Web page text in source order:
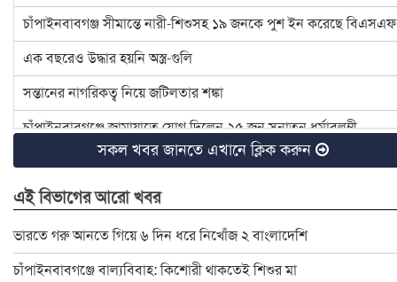
চাঁপাইনবাবগঞ্জ সীমান্তে নারী-শিশুসহ ১৯ জনকে পুশ ইন করেছে বিএসএফ
এক বছরেও উদ্ধার হয়নি অস্ত্র-গুলি
সন্তানের নাগরিকত্ব নিয়ে জটিলতার শঙ্কা
চাঁপাইনবাবগঞ্জে জামায়াতে যোগ দিলেন ২৫ জন সনাতন ধর্মাবলম্বী
চাঁপাইনবাবগঞ্জে বিটিসিএলের ৩৩ লাখ টাকা বকেয়া, মামলার সুপারিশ
৪ হত্যা মামলার আসামি ইউপি চেয়ারম্যান টিপু সাময়িক বরখাস্ত
চাঁপাইনবাবগঞ্জে ডেঙ্গু প্রতিরোধে মশক নিধন কার্যক্রম শুরু
রাষ্ট্রপতি ও প্রধান উপদেষ্টার সঙ্গে সেনাপ্রধানের সাক্ষাৎ
সকল খবর জানতে এখানে ক্লিক করুন
এই বিভাগের আরো খবর
ভারতে গরু আনতে গিয়ে ৬ দিন ধরে নিখোঁজ ২ বাংলাদেশি
চাঁপাইনবাবগঞ্জে বাল্যবিবাহ: কিশোরী থাকতেই শিশুর মা